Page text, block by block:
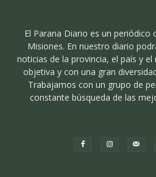
El Parana Diario es un periódico
Misiones. En nuestro diario
noticias de la provincia, el país y
objetiva y con una gran
Trabajamos con un grupo de
constante búsqueda de las